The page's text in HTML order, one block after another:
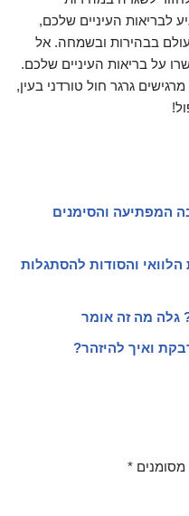
לבריאות העיניים שלכם,
בבהירות ובשמחה. אל
על בריאות העיניים שלכם.
גרגר חול טורדני בעין,
המפתיעה והסימנים
והסודות להסתגלות
גלה מה זה אומר
ואיך להיזהר?
*